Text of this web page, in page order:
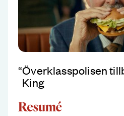
“Överklasspolisen
King